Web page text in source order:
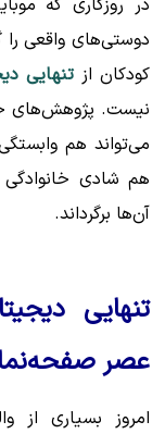
در روزگاری که
دوستی‌های واقعی را
کودکان ازتنهایی
نیست. پژوهش‌های
می‌تواند هم
هم شادی خانوادگی
آن‌ها برگرداند.
تنهایی
عصر
امروز بسیاری از